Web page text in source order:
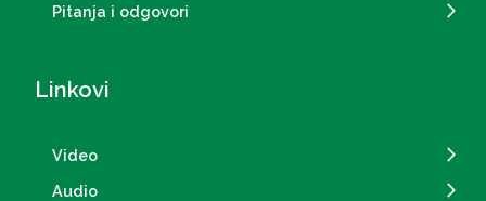
Pitanja i odgovori
Linkovi
Video
Audio